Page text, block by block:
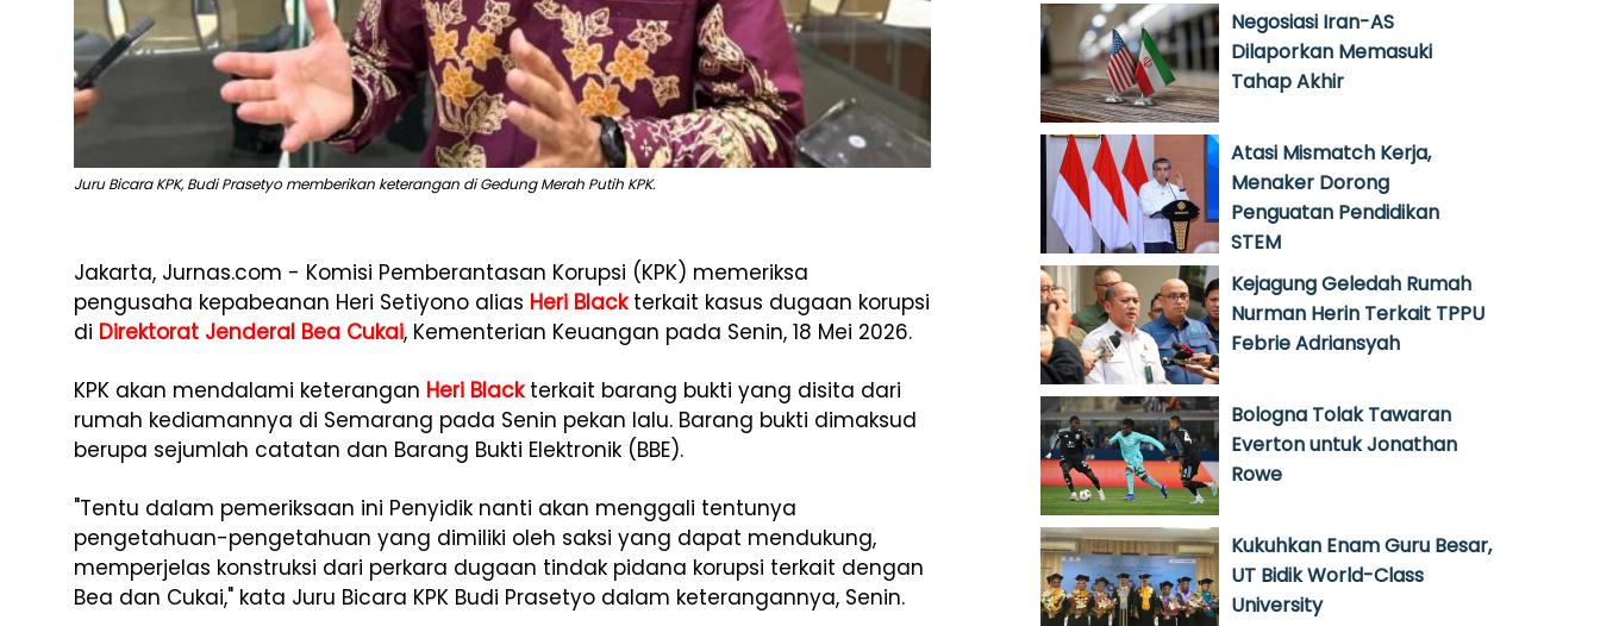
Juru Bicara KPK, Budi Prasetyo memberikan keterangan di Gedung Merah Putih KPK.
Jakarta, Jurnas.com - Komisi Pemberantasan Korupsi (KPK) memeriksa
pengusaha kepabeanan Heri Setiyono alias Heri Blackterkait kasus dugaan korupsi
di Direktorat Jenderal Bea Cukai, Kementerian Keuangan pada Senin, 18 Mei 2026.
KPK akan mendalami keterangan Heri Blackterkait barang bukti yang disita dari
rumah kediamannya di Semarang pada Senin pekan lalu. Barang bukti dimaksud
berupa sejumlah catatan dan Barang Bukti Elektronik (BBE).
"Tentu dalam pemeriksaan ini Penyidik nanti akan menggali tentunya
pengetahuan-pengetahuan yang dimiliki oleh saksi yang dapat mendukung,
memperjelas konstruksi dari perkara dugaan tindak pidana korupsi terkait dengan
Bea dan Cukai," kata Juru Bicara KPK Budi Prasetyo dalam keterangannya, Senin.
Negosiasi Iran-AS
Dilaporkan Memasuki
Tahap Akhir
Atasi Mismatch Kerja,
Menaker Dorong
Penguatan Pendidikan
STEM
Kejagung Geledah Rumah
Nurman Herin Terkait TPPU
Febrie Adriansyah
Bologna Tolak Tawaran
Everton untuk Jonathan
Rowe
Kukuhkan Enam Guru Besar,
UT Bidik World-Class
University